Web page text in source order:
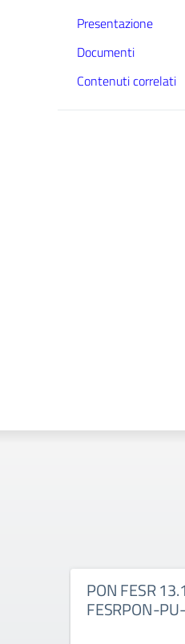
Presentazione
Documenti
Contenuti correlati
PON FESR
FESRPON-